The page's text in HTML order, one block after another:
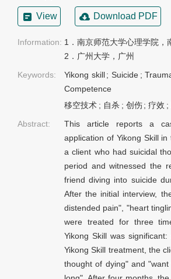
View Download PDF
Information: 1．南京师范大学心理学院，
2．广州大学，广州
Keywords:
Yikong skill ; Suicide ;
Competence
移空技术 ; 自杀 ; 创伤 ;疗效 ;
Abstract:
This article reports a
application of Yikong Skill
a client who had suicidal
period and witnessed the
friend diving into suicide
After the initial interview,
distended pain", "heart
were treated for three
Yikong Skill was
Yikong Skill treatment, the
thought of dying" and